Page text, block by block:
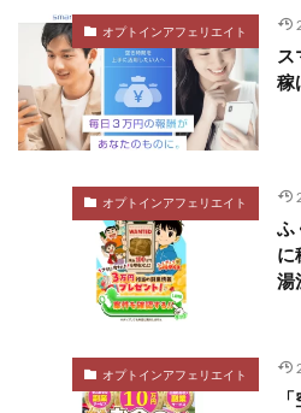
オプトインアフェリエイト
ス
稼
オプトインアフェリエイト
ふ
に
湯
オプトインアフェリエイト